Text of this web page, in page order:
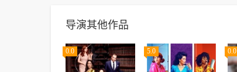
导演其他作品
0.0 5.0 0.0